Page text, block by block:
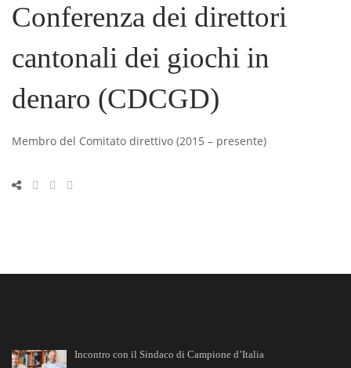
Conferenza dei direttori
cantonali dei giochi in
denaro (CDCGD)
Membro del Comitato direttivo (2015 – presente)
Incontro con il Sindaco di Campione d’Italia